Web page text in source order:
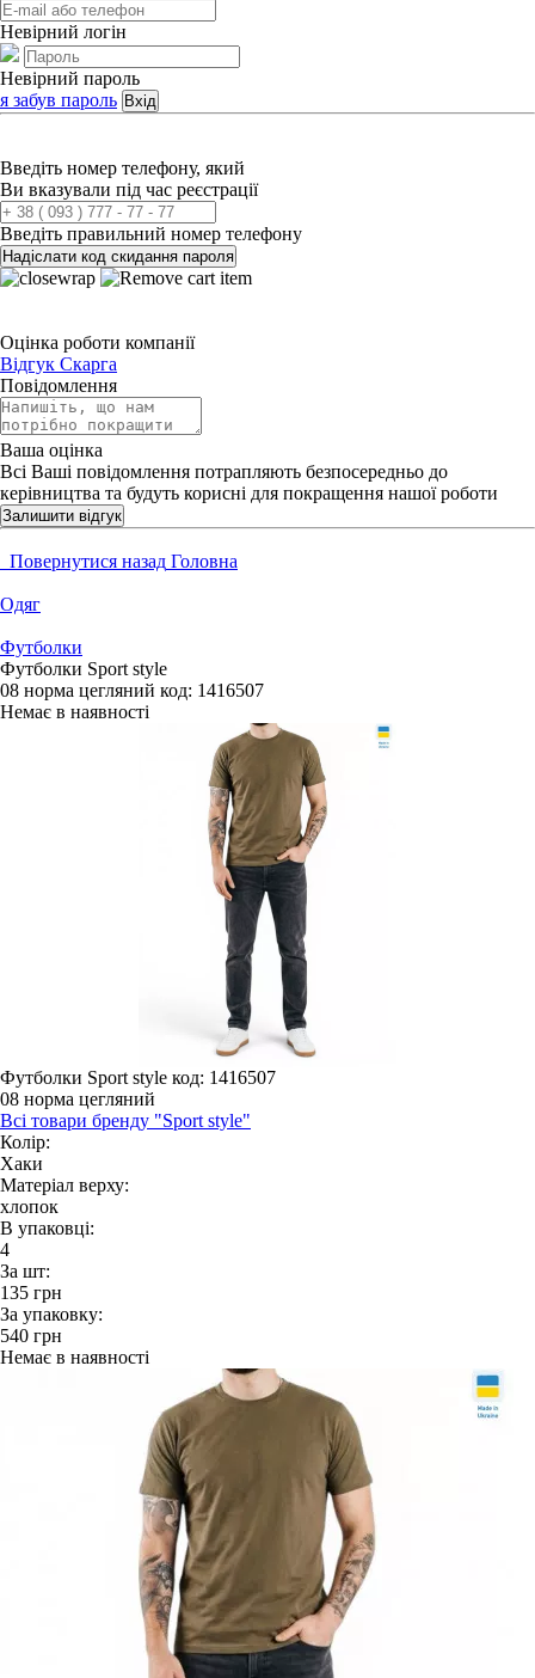
Невірний логін
Невірний пароль
я забув пароль Вхід
Введіть номер телефону, який
Ви вказували під час реєстрації
Введіть правильний номер телефону
Надіслати код скидання пароля
Оцінка роботи компанії
Відгук Скарга
Повідомлення
Ваша оцінка
Всі Ваші повідомлення потрапляють безпосередньо до
керівництва та будуть корисні для покращення нашої роботи
Залишити відгук
Повернутися назад Головна
Одяг
Футболки
Футболки Sport style
08 норма цегляний код: 1416507
Немає в наявності
Футболки Sport style код: 1416507
08 норма цегляний
Всі товари бренду "Sport style"
Колір:
Хаки
Матеріал верху:
хлопок
В упаковці:
4
За шт:
135 грн
За упаковку:
540 грн
Немає в наявності